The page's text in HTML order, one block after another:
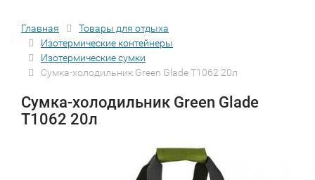
Главная
Товары для отдыха
Изотермические контейнеры
Изотермические сумки
Сумка-холодильник Green Glade T1062 20л
Сумка-холодильник Green Glade
T1062 20л